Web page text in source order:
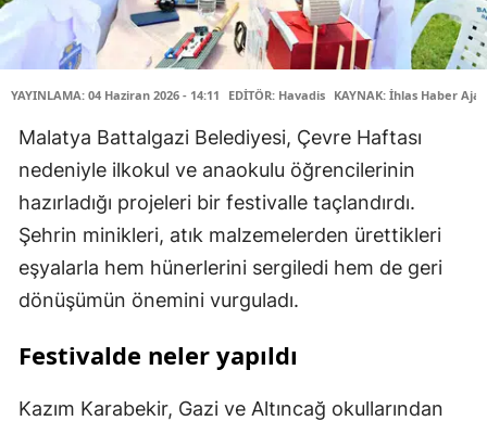
YAYINLAMA: 04 Haziran 2026 - 14:11 EDİTÖR: Havadis KAYNAK: İhlas Haber
Malatya Battalgazi Belediyesi, Çevre Haftası
nedeniyle ilkokul ve anaokulu öğrencilerinin
hazırladığı projeleri bir festivalle taçlandırdı.
Şehrin minikleri, atık malzemelerden ürettikleri
eşyalarla hem hünerlerini sergiledi hem de geri
dönüşümün önemini vurguladı.
Festivalde neler yapıldı
Kazım Karabekir, Gazi ve Altıncağ okullarından